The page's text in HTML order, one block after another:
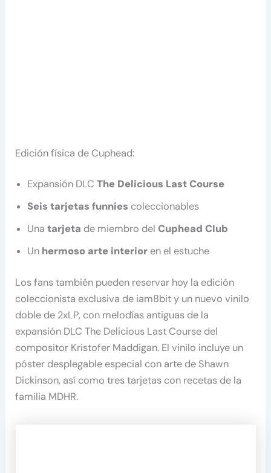
Edición física de Cuphead:
Expansión DLCThe Delicious Last Course
Seis tarjetas funnies coleccionables
Unatarjeta de miembro delCuphead Club
Un hermoso arte interior en el estuche
Los fans también pueden reservar hoy la edición
coleccionista exclusiva de iam8bit y un nuevo vinilo
doble de 2xLP, con melodías antiguas de la
expansión DLC The Delicious Last Course del
compositor Kristofer Maddigan. El vinilo incluye un
póster desplegable especial con arte de Shawn
Dickinson, así como tres tarjetas con recetas de la
familia MDHR.